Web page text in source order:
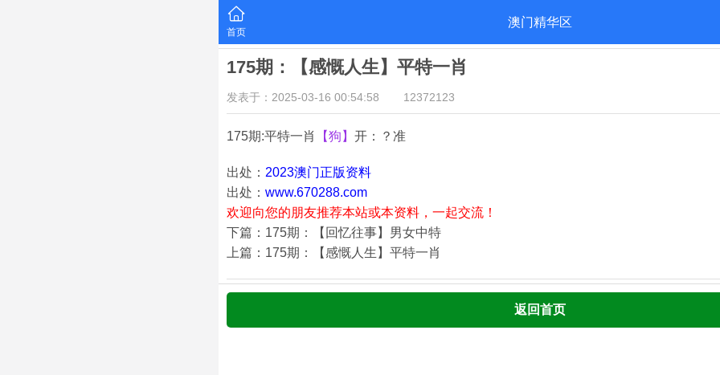
首页
澳门精华区
175期：【感慨人生】平特一肖
发表于：2025-03-16 00:54:58 12372123
175期:平特一肖 【狗】 开：？准
出处： 2023澳门正版资料
出处： www.670288.com
欢迎向您的朋友推荐本站或本资料，一起交流！
下篇：175期：【回忆往事】男女中特
上篇：175期：【感慨人生】平特一肖
返回首页